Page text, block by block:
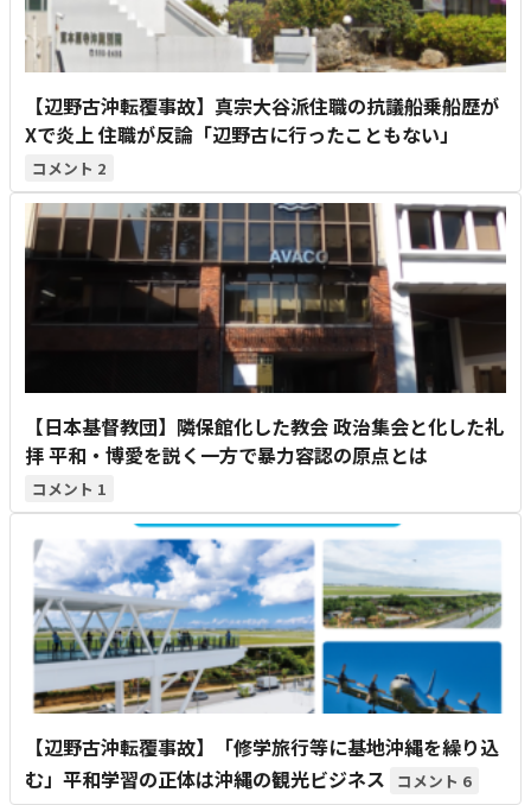
【辺野古沖転覆事故】真宗大谷派住職の抗議船乗船歴が
Xで炎上 住職が反論「辺野古に行ったこともない」
2
【日本基督教団】隣保館化した教会 政治集会と化した礼
拝 平和・博愛を説く一方で暴力容認の原点とは
1
【辺野古沖転覆事故】「修学旅行等に基地沖縄を繰り込
む」平和学習の正体は沖縄の観光ビジネス
6